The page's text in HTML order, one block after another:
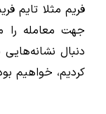
فریم مثلا تایم
جهت معامله را
دنبال
کردیم، خواهیم